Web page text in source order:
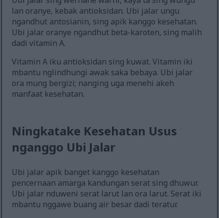
lan oranye, kebak antioksidan. Ubi jalar ungu
ngandhut antosianin, sing apik kanggo kesehatan.
Ubi jalar oranye ngandhut beta-karoten, sing malih
dadi vitamin A.
Vitamin A iku antioksidan sing kuwat. Vitamin iki
mbantu nglindhungi awak saka bebaya. Ubi jalar
ora mung bergizi; nanging uga menehi akeh
manfaat kesehatan.
Ningkatake Kesehatan Usus
nganggo Ubi Jalar
Ubi jalar apik banget kanggo kesehatan
pencernaan amarga kandungan serat sing dhuwur.
Ubi jalar nduweni serat larut lan ora larut. Serat iki
mbantu nggawe buang air besar dadi teratur.